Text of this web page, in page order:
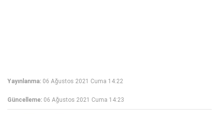
Yayınlanma: 06 Ağustos 2021 Cuma 14:22
Güncelleme: 06 Ağustos 2021 Cuma 14:23